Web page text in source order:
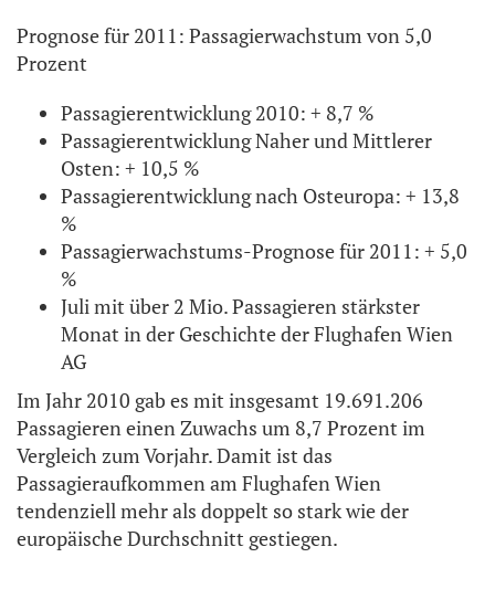
Prognose für 2011: Passagierwachstum von 5,0
Prozent
Passagierentwicklung 2010: + 8,7 %
Passagierentwicklung Naher und Mittlerer
Osten: + 10,5 %
Passagierentwicklung nach Osteuropa: + 13,8
%
Passagierwachstums-Prognose für 2011: + 5,0
%
Juli mit über 2 Mio. Passagieren stärkster
Monat in der Geschichte der Flughafen Wien
AG
Im Jahr 2010 gab es mit insgesamt 19.691.206
Passagieren einen Zuwachs um 8,7 Prozent im
Vergleich zum Vorjahr. Damit ist das
Passagieraufkommen am Flughafen Wien
tendenziell mehr als doppelt so stark wie der
europäische Durchschnitt gestiegen.